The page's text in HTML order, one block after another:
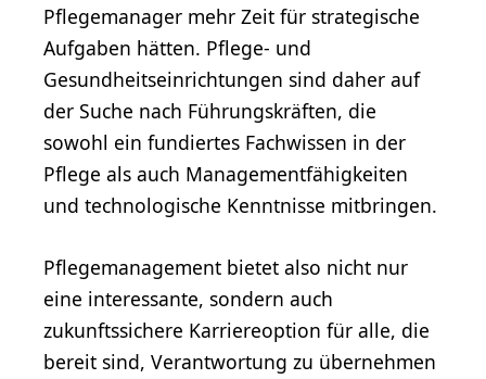
Pflegemanager mehr Zeit für strategische
Aufgaben hätten. Pflege- und
Gesundheitseinrichtungen sind daher auf
der Suche nach Führungskräften, die
sowohl ein fundiertes Fachwissen in der
Pflege als auch Managementfähigkeiten
und technologische Kenntnisse mitbringen.
Pflegemanagement bietet also nicht nur
eine interessante, sondern auch
zukunftssichere Karriereoption für alle, die
bereit sind, Verantwortung zu übernehmen